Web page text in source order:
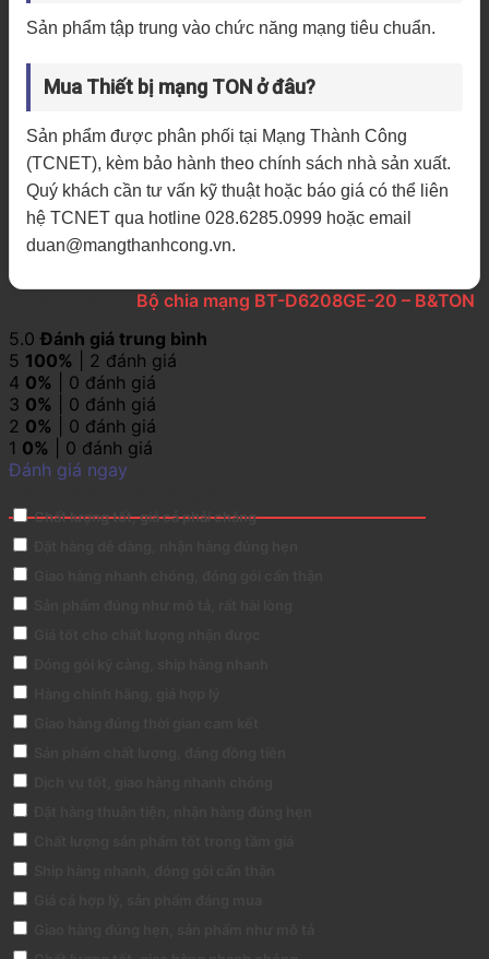
Sản phẩm tập trung vào chức năng mạng tiêu chuẩn.
Mua Thiết bị mạng TON ở đâu?
Sản phẩm được phân phối tại Mạng Thành Công
(TCNET), kèm bảo hành theo chính sách nhà sản xuất.
Quý khách cần tư vấn kỹ thuật hoặc báo giá có thể liên
hệ TCNET qua hotline 028.6285.0999 hoặc email
duan@mangthanhcong.vn.
Bộ chia mạng BT-D6208GE-20 – B&TON
5.0Đánh giá trung bình
5 100% | 2 đánh giá
4 0% | 0 đánh giá
3 0% | 0 đánh giá
2 0% | 0 đánh giá
1 0% | 0 đánh giá
Đánh giá ngay
Chất lượng tốt, giá cả phải chăng